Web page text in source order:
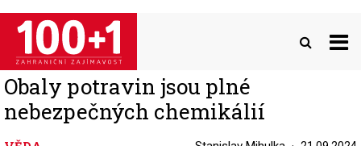
Přejít
hlavnímu
obsahu
Obaly potravin jsou plné
nebezpečných chemikálií